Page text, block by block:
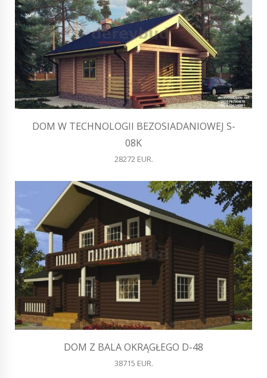
DOM W TECHNOLOGII BEZOSIADANIOWEJ S-
08K
28272 EUR.
DOM Z BALA OKRĄGŁEGO D-48
38715 EUR.